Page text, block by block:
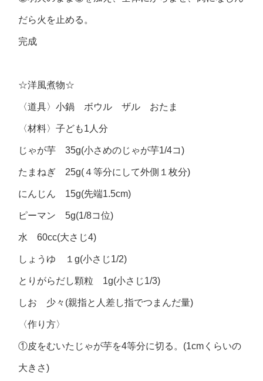
だら火を止める。
完成
☆洋風煮物☆
〈道具〉小鍋 ボウル ザル おたま
〈材料〉子ども1人分
じゃが芋 35g(小さめのじゃが芋1/4コ)
たまねぎ 25g(４等分にして外側１枚分)
にんじん 15g(先端1.5cm)
ピーマン 5g(1/8コ位)
水 60cc(大さじ4)
しょうゆ １g(小さじ1/2)
とりがらだし顆粒 1g(小さじ1/3)
しお 少々(親指と人差し指でつまんだ量)
〈作り方〉
①皮をむいたじゃが芋を4等分に切る。(1cmくらいの
大きさ)